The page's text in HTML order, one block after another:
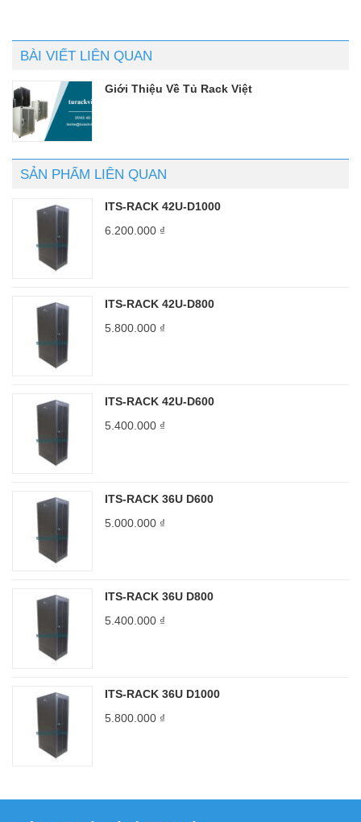
BÀI VIẾT LIÊN QUAN
Giới Thiệu Về Tủ Rack Việt
SẢN PHẨM LIÊN QUAN
ITS-RACK 42U-D1000
6.200.000 ₫
ITS-RACK 42U-D800
5.800.000 ₫
ITS-RACK 42U-D600
5.400.000 ₫
ITS-RACK 36U D600
5.000.000 ₫
ITS-RACK 36U D800
5.400.000 ₫
ITS-RACK 36U D1000
5.800.000 ₫